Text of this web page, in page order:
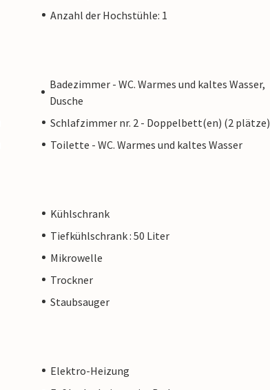
Anzahl der Hochstühle: 1
Badezimmer - WC. Warmes und kaltes Wasser,
Dusche
Schlafzimmer nr. 2 - Doppelbett(en) (2 plätze)
Toilette - WC. Warmes und kaltes Wasser
Kühlschrank
Tiefkühlschrank : 50 Liter
Mikrowelle
Trockner
Staubsauger
Elektro-Heizung